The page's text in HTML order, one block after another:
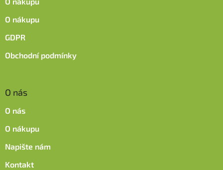
O nákupu
GDPR
Obchodní podmínky
O nás
O nás
O nákupu
Napište nám
Kontakt